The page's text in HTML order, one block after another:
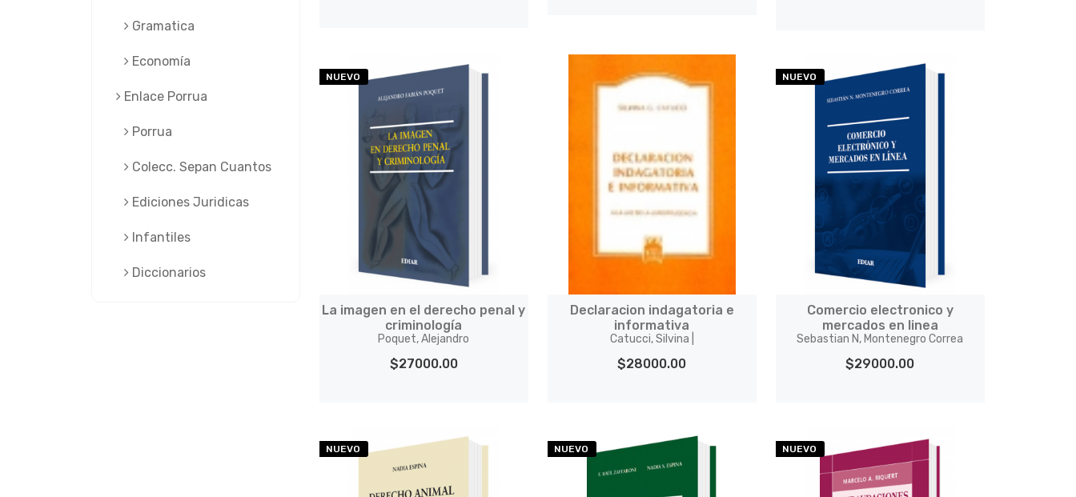
NUEVO
La imagen en el derecho penal y
criminología
Poquet, Alejandro
$27000.00
Declaracion indagatoria e
informativa
Catucci, Silvina |
$28000.00
NUEVO
Comercio electronico y
mercados en linea
Sebastian N, Montenegro Correa
$29000.00
NUEVO NUEVO NUEVO
Gramatica
Economía
Enlace Porrua
Porrua
Colecc. Sepan Cuantos
Ediciones Juridicas
Infantiles
Diccionarios